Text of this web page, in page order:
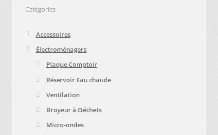
Catégories
Accessoires
Électroménagers
Plaque Comptoir
Réservoir Eau chaude
Ventilation
Broyeur à Déchets
Micro-ondes